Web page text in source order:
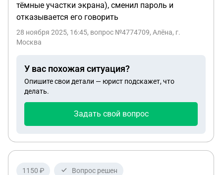
тёмные участки экрана), сменил пароль и
отказывается его говорить
28 ноября 2025, 16:45, вопрос №4774709, Алёна, г.
Москва
У вас похожая ситуация?
Опишите свои детали — юрист подскажет, что
делать.
Задать свой вопрос
1150 ₽ Вопрос решен